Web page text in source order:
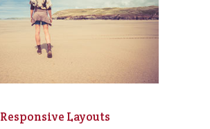
Responsive Layouts